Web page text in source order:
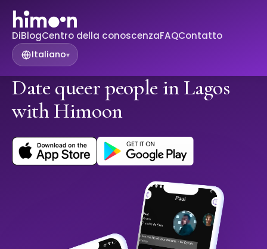
DiBlogCentro della conoscenzaFAQContatto
Italiano▾
Date queer people in Lagos
with Himoon